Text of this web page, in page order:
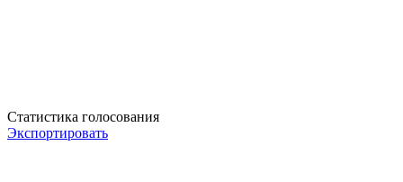
Статистика голосования
Экспортировать